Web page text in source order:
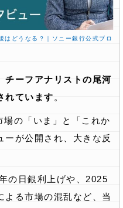
はどうなる？｜ソニー銀行公式ブロ
チーフアナリストの尾河
れています 。
の「いま」と「これか
ーが公開され、大きな反
の日銀利上げや、2025
よる市場の混乱など、当